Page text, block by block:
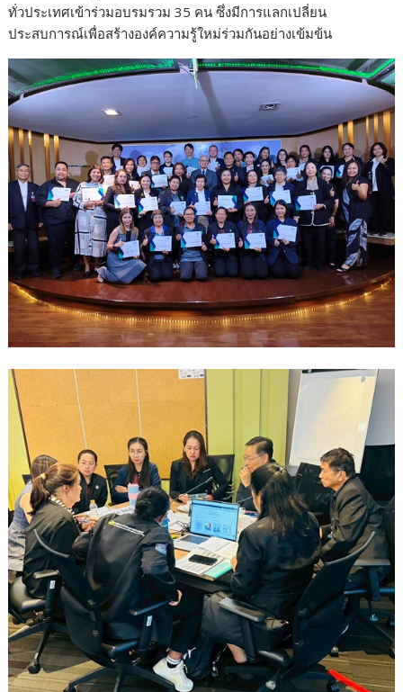
ทั่วประเทศเข้าร่วมอบรมรวม 35 คน ซึ่งมีการแลกเปลี่ยน
ประสบการณ์เพื่อสร้างองค์ความรู้ใหม่ร่วมกันอย่างเข้มข้น